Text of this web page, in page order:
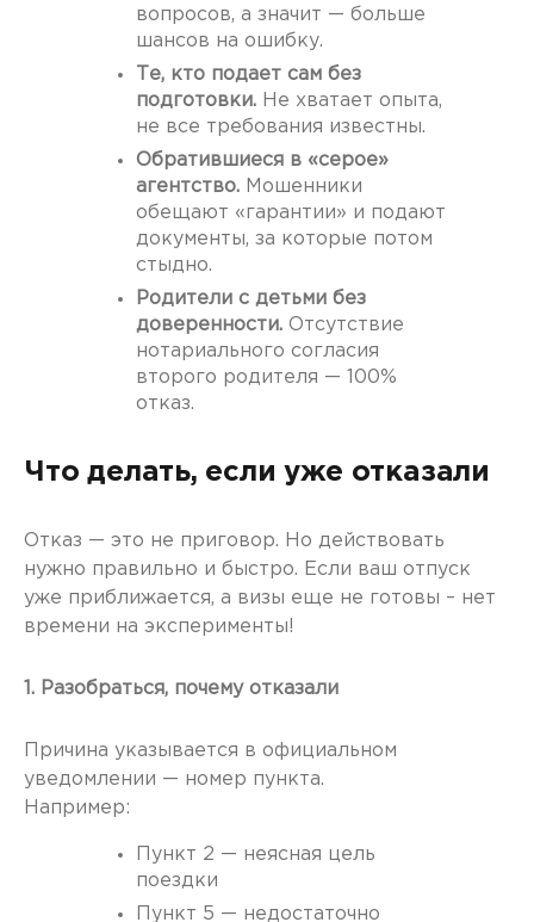
вопросов, а значит — больше
шансов на ошибку.
Те, кто подает сам без
подготовки. Не хватает опыта,
не все требования известны.
Обратившиеся в «серое»
агентство. Мошенники
обещают «гарантии» и подают
документы, за которые потом
стыдно.
Родители с детьми без
доверенности. Отсутствие
нотариального согласия
второго родителя — 100%
отказ.
Что делать, если уже отказали
Отказ — это не приговор. Но действовать
нужно правильно и быстро. Если ваш отпуск
уже приближается, а визы еще не готовы – нет
времени на эксперименты!
1. Разобраться, почему отказали
Причина указывается в официальном
уведомлении — номер пункта.
Например:
Пункт 2 — неясная цель
поездки
Пункт 5 — недостаточно